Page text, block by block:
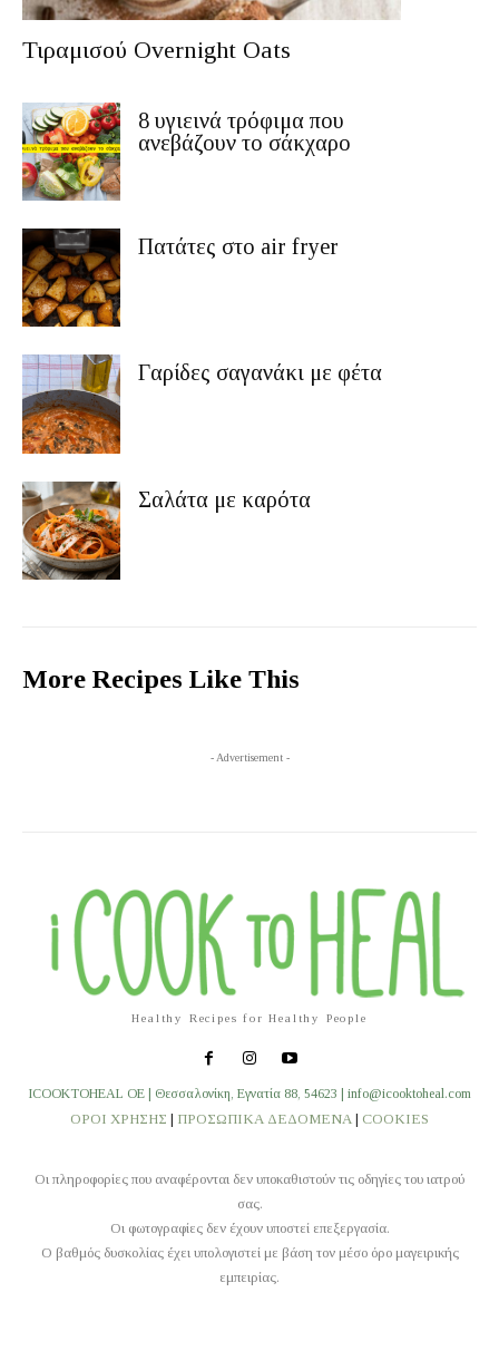
Τιραμισού Overnight Oats
8 υγιεινά τρόφιμα που
ανεβάζουν το σάκχαρο
Πατάτες στο air fryer
Γαρίδες σαγανάκι με φέτα
Σαλάτα με καρότα
More Recipes Like This
- Advertisement -
Healthy Recipes for Healthy People
ICOOKTOHEAL OE | Θεσσαλονίκη, Εγνατία 88, 54623 | info@icooktoheal.com
ΟΡΟΙ ΧΡΗΣΗΣ | ΠΡΟΣΩΠΙΚΑ ΔΕΔΟΜΕΝΑ | COOKIES
Οι πληροφορίες που αναφέρονται δεν υποκαθιστούν τις οδηγίες του ιατρού
σας.
Οι φωτογραφίες δεν έχουν υποστεί επεξεργασία.
O βαθμός δυσκολίας έχει υπολογιστεί με βάση τον μέσο όρο μαγειρικής
εμπειρίας.